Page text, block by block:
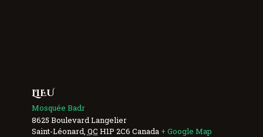
LIEU
Mosquée Badr
8625 Boulevard Langelier
Saint-Léonard QC H1P 2C6 Canada + Google Map